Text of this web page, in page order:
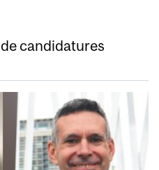
candidatures